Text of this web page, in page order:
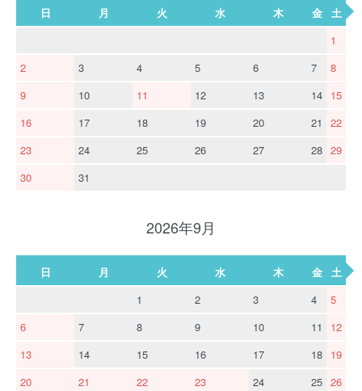
日 月 火 水 木 金
土
1
2
3 4 5 6 7
8
9
10 11 12 13 14 15
16
17 18 19 20 21
22
23
24 25 26 27 28 29
30
31
2026年9月
日 月 火 水 木 金
土
1
2 3 4
5
6
7 8 9 10 11
12
13
14 15 16 17 18 19
20
21 22 23 24 25 26